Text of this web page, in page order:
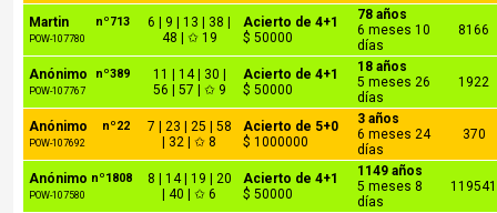
nº713
Martin
POW-107780
6 | 9 | 13 | 38 |
48 | ✩ 19
Acierto de 4+1
$ 50000
78 años
6 meses 10
días
8166
nº389
Anónimo
POW-107767
11 | 14 | 30 |
56 | 57 | ✩ 9
Acierto de 4+1
$ 50000
18 años
5 meses 26
días
1922
nº22
Anónimo
POW-107692
7 | 23 | 25 | 58
| 32 | ✩ 8
Acierto de 5+0
$ 1000000
3 años
6 meses 24
días
370
nº1808
Anónimo
POW-107580
8 | 14 | 19 | 20
| 40 | ✩ 6
Acierto de 4+1
$ 50000
1149 años
5 meses 8
días
119541